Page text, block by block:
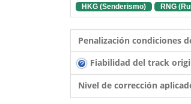
HKG (Senderismo) RNG
Penalización condiciones
Fiabilidad del track
Nivel de corrección